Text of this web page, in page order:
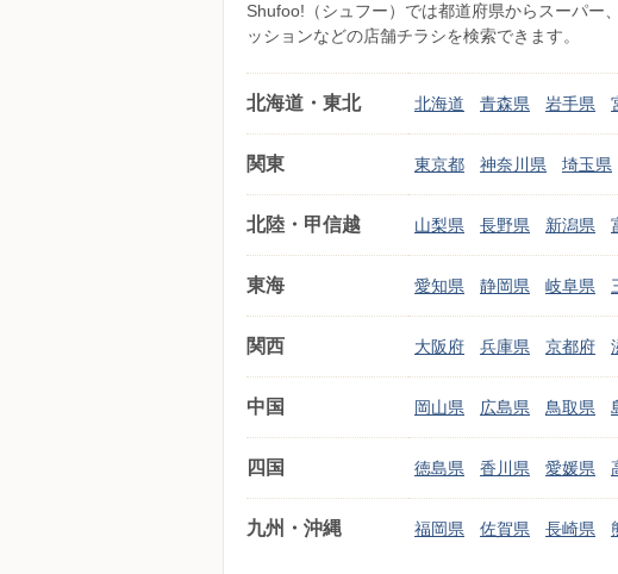
Shufoo!（シュフー）では都道府県からスーパー
ッションなどの店舗チラシを検索できます。
北海道・東北 北海道 青森県 岩手県
関東 東京都 神奈川県 埼玉県
北陸・甲信越 山梨県 長野県 新潟県
東海 愛知県 静岡県 岐阜県
関西 大阪府 兵庫県 京都府
中国 岡山県 広島県 鳥取県
四国 徳島県 香川県 愛媛県
九州・沖縄 福岡県 佐賀県 長崎県